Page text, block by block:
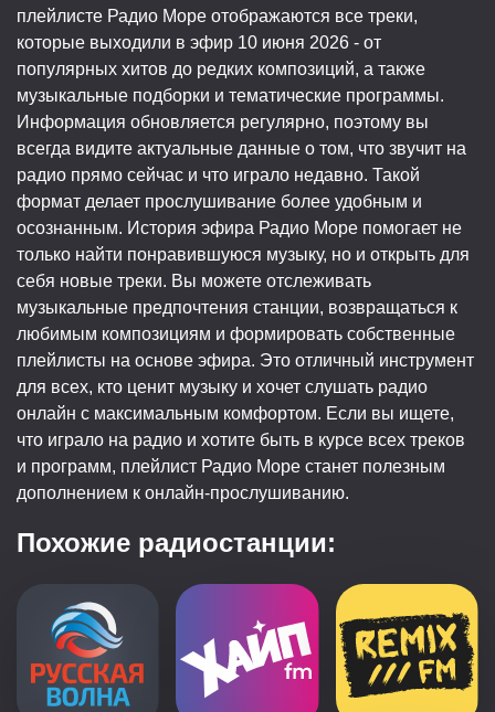
плейлисте Радио Море отображаются все треки,
которые выходили в эфир 10 июня 2026 - от
популярных хитов до редких композиций, а также
музыкальные подборки и тематические программы.
Информация обновляется регулярно, поэтому вы
всегда видите актуальные данные о том, что звучит на
радио прямо сейчас и что играло недавно. Такой
формат делает прослушивание более удобным и
осознанным. История эфира Радио Море помогает не
только найти понравившуюся музыку, но и открыть для
себя новые треки. Вы можете отслеживать
музыкальные предпочтения станции, возвращаться к
любимым композициям и формировать собственные
плейлисты на основе эфира. Это отличный инструмент
для всех, кто ценит музыку и хочет слушать радио
онлайн с максимальным комфортом. Если вы ищете,
что играло на радио и хотите быть в курсе всех треков
и программ, плейлист Радио Море станет полезным
дополнением к онлайн-прослушиванию.
Похожие радиостанции: